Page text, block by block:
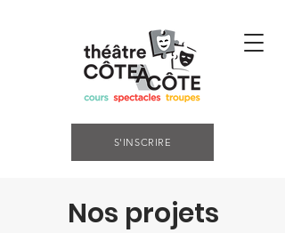
S'INSCRIRE
Nos projets